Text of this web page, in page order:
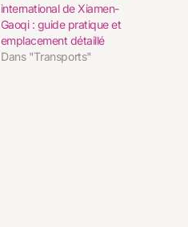
international de Xiamen-
Gaoqi : guide pratique et
emplacement détaillé
Dans "Transports"